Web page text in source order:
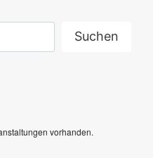
Suchen
vorhanden.